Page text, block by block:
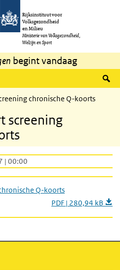
Rijksinstituut voor
Volksgezondheid
en Milieu
Ministerie van Volksgezondheid,
Welzijn en Sport
begint vandaag
chronische Q-koorts
screening
| 00:00
Q-koorts
PDF | 280,94 kB